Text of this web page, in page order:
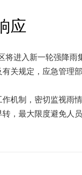
应
进入新一轮强降
关规定，应急管理
机制，密切监视雨
，最大限度避免人员